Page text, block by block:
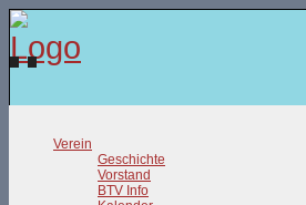
Verein
Geschichte
Vorstand
BTV Info